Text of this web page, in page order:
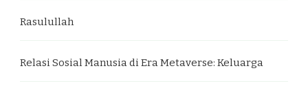
Rasulullah
Relasi Sosial Manusia di Era Metaverse: Keluarga